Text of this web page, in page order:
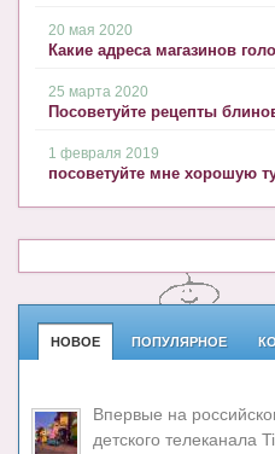
20 мая 2020
Какие адреса магазинов
25 марта 2020
Посоветуйте рецепты
1 февраля 2019
посоветуйте мне хорошую
НОВОЕ ПОПУЛЯРНОЕ
Впервые на
детского телеканала